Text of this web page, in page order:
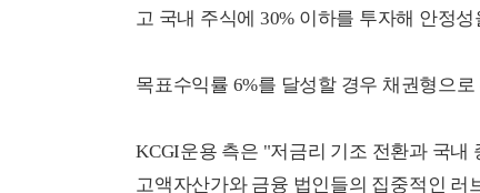
고 국내 주식에 30% 이하를 투자해 안정
목표수익률 6%를 달성할 경우 채권형으
KCGI운용 측은 "저금리 기조 전환과 국내
고액자산가와 금융 법인들의 집중적인 러